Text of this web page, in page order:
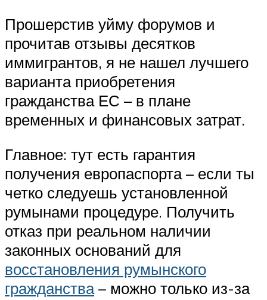
Прошерстив уйму форумов и
прочитав отзывы десятков
иммигрантов, я не нашел лучшего
варианта приобретения
гражданства ЕС – в плане
временных и финансовых затрат.
Главное: тут есть гарантия
получения европаспорта – если ты
четко следуешь установленной
румынами процедуре. Получить
отказ при реальном наличии
законных оснований для
восстановления румынского
гражданства– можно только из-за